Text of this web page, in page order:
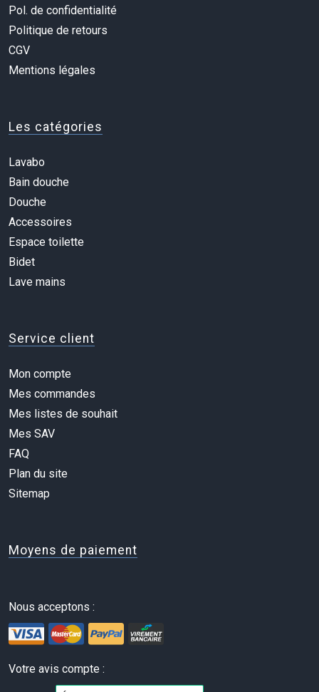
Pol. de confidentialité
Politique de retours
CGV
Mentions légales
Les catégories
Lavabo
Bain douche
Douche
Accessoires
Espace toilette
Bidet
Lave mains
Service client
Mon compte
Mes commandes
Mes listes de souhait
Mes SAV
FAQ
Plan du site
Sitemap
Moyens de paiement
Nous acceptons :
Votre avis compte :